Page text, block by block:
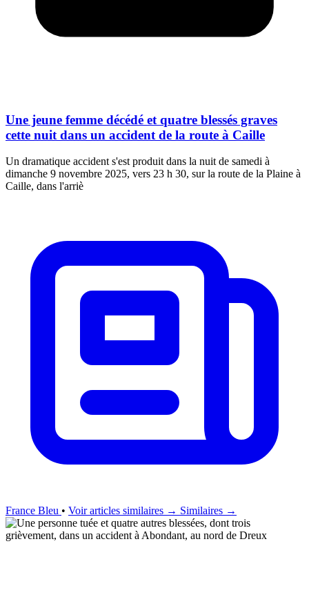
Une jeune femme décédé et quatre blessés graves
cette nuit dans un accident de la route à Caille
Un dramatique accident s'est produit dans la nuit de samedi à
dimanche 9 novembre 2025, vers 23 h 30, sur la route de la Plaine à
Caille, dans l'arriè
France Bleu • Voir articles similaires → Similaires →